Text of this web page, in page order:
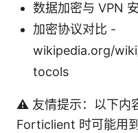
数据加密与 VPN
加密协议对比 -
wikipedia.org/
tocols
⚠️ 友情提示：以下内
Forticlient 时可能用